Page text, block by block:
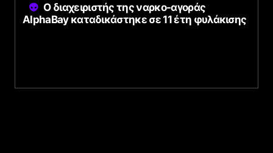
Ο διαχειριστής της ναρκο-αγοράς
AlphaBay καταδικάστηκε σε 11 έτη φυλάκισης